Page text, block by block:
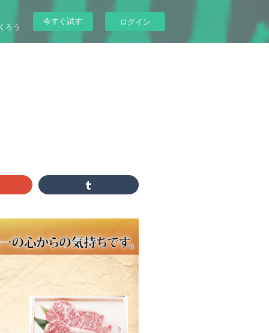
ろう 今すぐ試す ログイン